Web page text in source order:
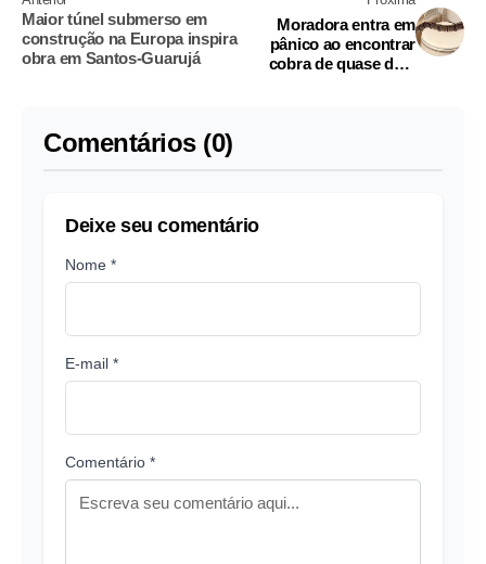
Maior túnel submerso em
construção na Europa inspira
obra em Santos-Guarujá
Moradora entra em
pânico ao encontrar
cobra de quase dois
Comentários (0)
Deixe seu comentário
Nome *
E-mail *
Comentário *